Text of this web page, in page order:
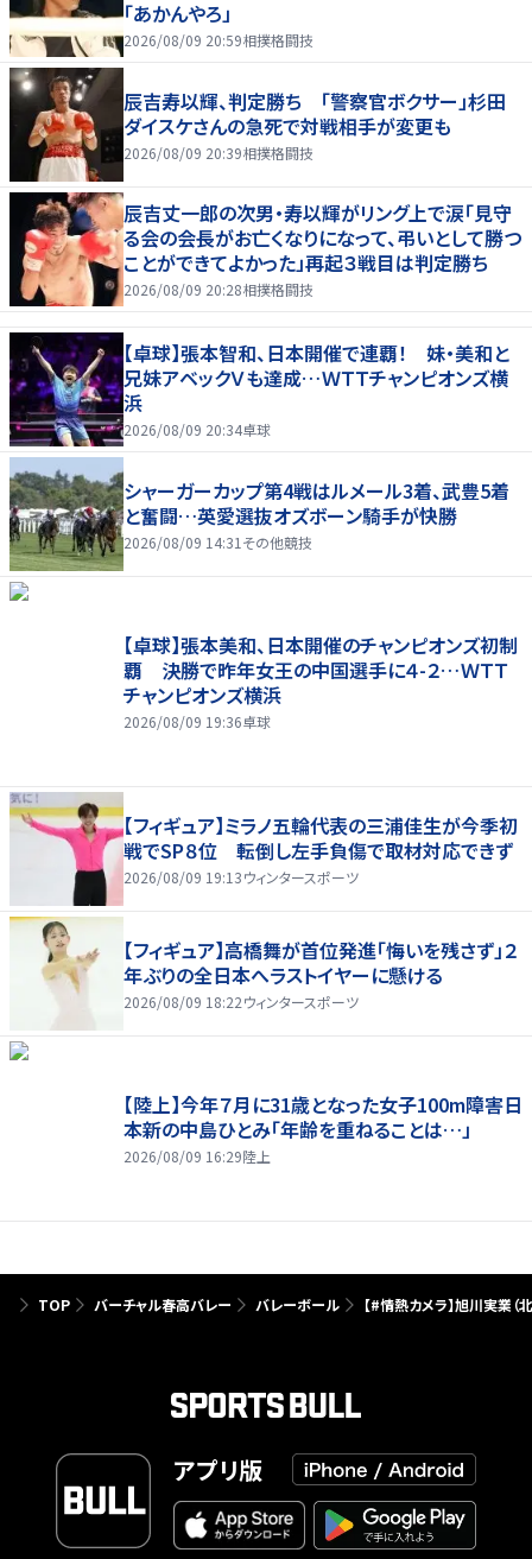
「あかんやろ」
2026/08/09 20:59相撲格闘技
辰吉寿以輝、判定勝ち 「警察官ボクサー」杉田
ダイスケさんの急死で対戦相手が変更も
2026/08/09 20:39相撲格闘技
辰吉丈一郎の次男・寿以輝がリング上で涙「見守
る会の会長がお亡くなりになって、弔いとして勝つ
ことができてよかった」再起３戦目は判定勝ち
2026/08/09 20:28相撲格闘技
【卓球】張本智和、日本開催で連覇！ 妹・美和と
兄妹アベックＶも達成…ＷＴＴチャンピオンズ横
浜
2026/08/09 20:34卓球
シャーガーカップ第4戦はルメール3着、武豊5着
と奮闘…英愛選抜オズボーン騎手が快勝
2026/08/09 14:31 その他競技
【卓球】張本美和、日本開催のチャンピオンズ初制
覇 決勝で昨年女王の中国選手に４-２…ＷＴＴ
チャンピオンズ横浜
2026/08/09 19:36卓球
【フィギュア】ミラノ五輪代表の三浦佳生が今季初
戦でSP８位 転倒し左手負傷で取材対応できず
2026/08/09 19:13ウィンタースポーツ
【フィギュア】高橋舞が首位発進「悔いを残さず」２
年ぶりの全日本へラストイヤーに懸ける
2026/08/09 18:22ウィンタースポーツ
【陸上】今年７月に31歳となった女子100m障害日
本新の中島ひとみ「年齢を重ねることは…」
2026/08/09 16:29陸上
TOP バーチャル春高バレー バレーボール 【#情熱カメラ】旭川実業（
アプリ版